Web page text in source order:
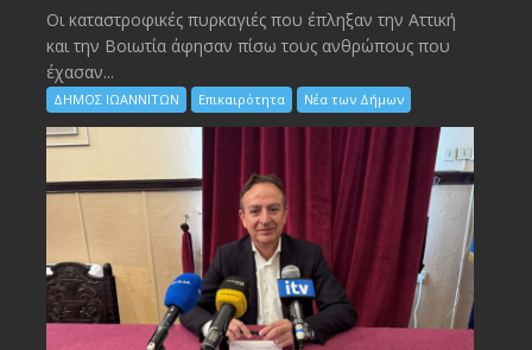
Οι καταστροφικές πυρκαγιές που έπληξαν την Αττική
και την Bοιωτία άφησαν πίσω τους ανθρώπους που
έχασαν...
ΔΗΜΟΣ ΙΩΑΝΝΙΤΩΝ Επικαιρότητα Νέα των Δήμων